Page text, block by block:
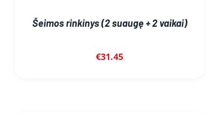
Šeimos rinkinys (2 suaugę + 2 vaikai)
€31.45